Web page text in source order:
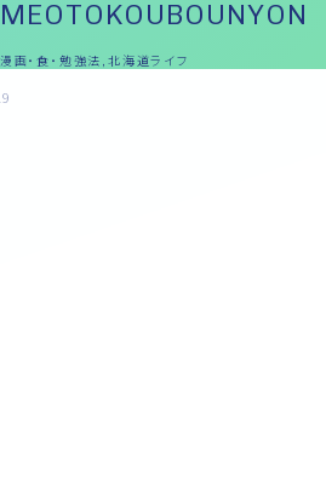
画・食・勉強法,北海道ライフ